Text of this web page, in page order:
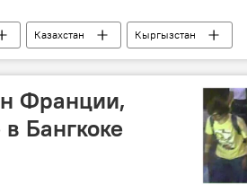
Казахстан
Кыргызстан
ВТО
транзит
экспорт
Франции,
Бангкоке